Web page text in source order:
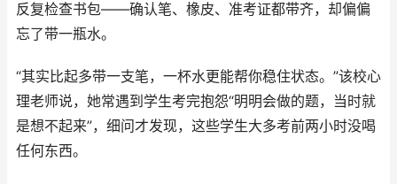
反复检查书包——确认笔、橡皮、准考证都带齐，却偏偏
忘了带一瓶水。
“其实比起多带一支笔，一杯水更能帮你稳住状态。”该校心
理老师说，她常遇到学生考完抱怨“明明会做的题，当时就
是想不起来”，细问才发现，这些学生大多考前两小时没喝
任何东西。